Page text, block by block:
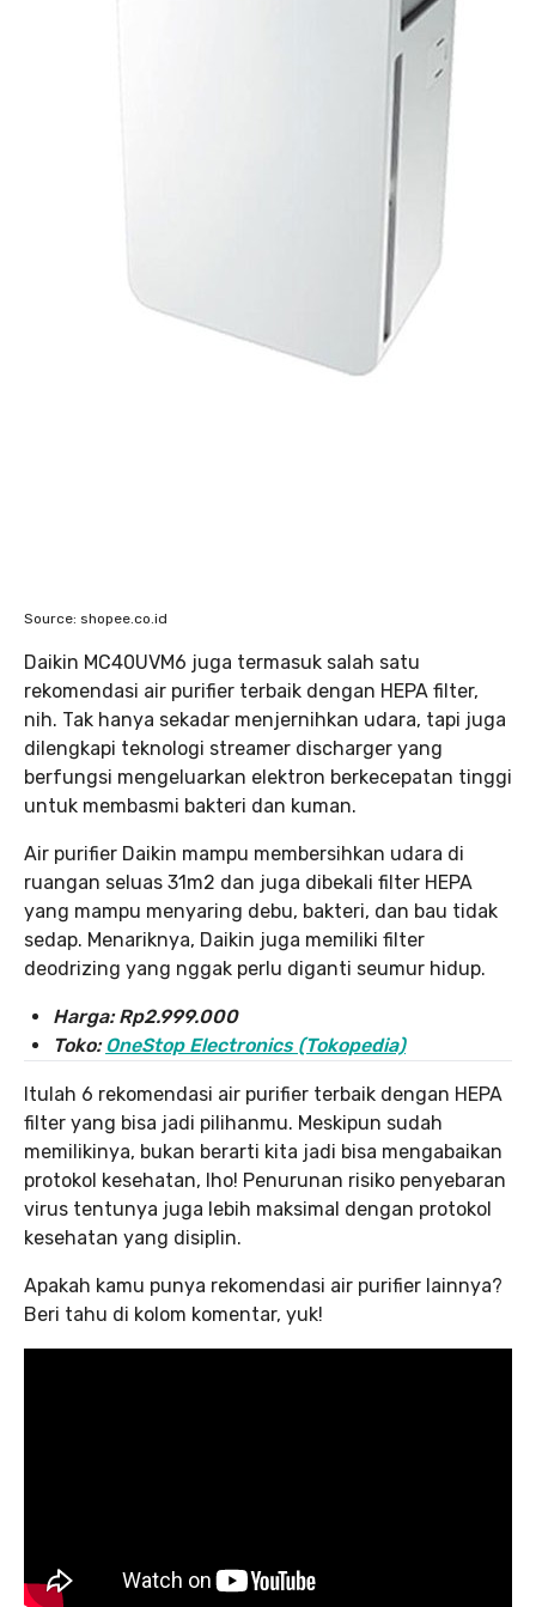
Source: shopee.co.id
Daikin MC40UVM6 juga termasuk salah satu
rekomendasi air purifier terbaik dengan HEPA filter,
nih. Tak hanya sekadar menjernihkan udara, tapi juga
dilengkapi teknologi streamer discharger yang
berfungsi mengeluarkan elektron berkecepatan tinggi
untuk membasmi bakteri dan kuman.
Air purifier Daikin mampu membersihkan udara di
ruangan seluas 31m2 dan juga dibekali filter HEPA
yang mampu menyaring debu, bakteri, dan bau tidak
sedap. Menariknya, Daikin juga memiliki filter
deodrizing yang nggak perlu diganti seumur hidup.
Harga: Rp2.999.000
Toko:OneStop Electronics (Tokopedia)
Itulah 6 rekomendasi air purifier terbaik dengan HEPA
filter yang bisa jadi pilihanmu. Meskipun sudah
memilikinya, bukan berarti kita jadi bisa mengabaikan
protokol kesehatan, lho! Penurunan risiko penyebaran
virus tentunya juga lebih maksimal dengan protokol
kesehatan yang disiplin.
Apakah kamu punya rekomendasi air purifier lainnya?
Beri tahu di kolom komentar, yuk!